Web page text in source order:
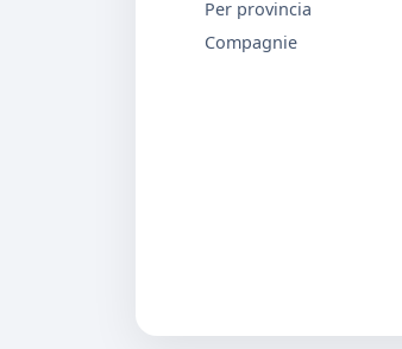
Per provincia
Compagnie